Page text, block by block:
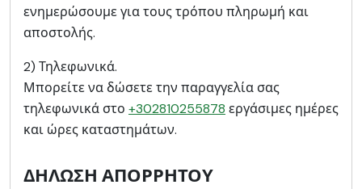
ενημερώσουμε για τους τρόπου πληρωμή και
αποστολής.
2) Τηλεφωνικά.
Μπορείτε να δώσετε την παραγγελία σας
τηλεφωνικά στο +302810255878 εργάσιμες ημέρες
και ώρες καταστημάτων.
ΔΗΛΩΣΗ ΑΠΟΡΡΗΤΟΥ